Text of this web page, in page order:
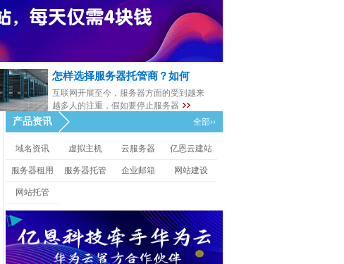
怎样选择服务器托管商？如何
互联网开展至今，服务器方面的受到越来
越多人的注重，假如要停止服务器
产品资讯 全部››
域名资讯 虚拟主机 云服务器 亿恩云建站
服务器租用 服务器托管 企业邮箱 网站建设
网站托管